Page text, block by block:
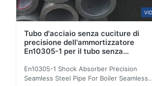
Tubo d'acciaio senza cuciture di
precisione dell'ammortizzatore
En10305-1 per il tubo senza
En10305-1 Shock Absorber Precision
Seamless Steel Pipe For Boiler Seamless